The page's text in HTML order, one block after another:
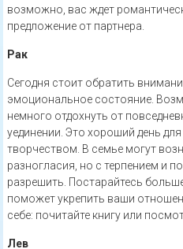
возможно, вас ждет
предложение от партнера.
Рак
Сегодня стоит обратить
эмоциональное состояние.
немного отдохнуть от
уединении. Это хороший день
творчеством. В семье могут
разногласия, но с терпением и
разрешить. Постарайтесь
поможет укрепить ваши
себе: почитайте книгу или
Лев